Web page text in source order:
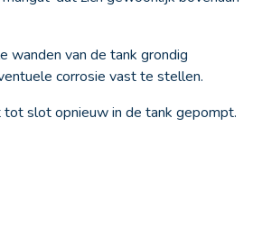
wanden van de tank grondig
corrosie vast te stellen.
slot opnieuw in de tank gepompt.